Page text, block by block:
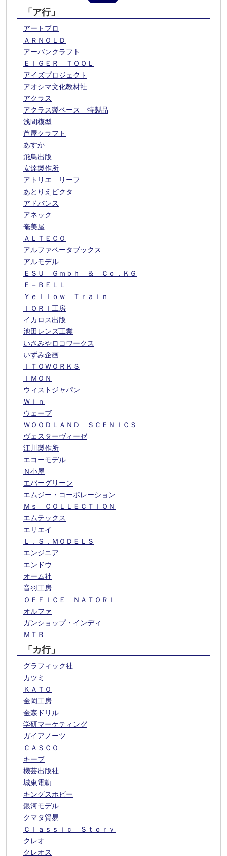
「ア行」
アートプロ
ＡＲＮＯＬＤ
アーバンクラフト
ＥＩＧＥＲ ＴＯＯＬ
アイズプロジェクト
アオシマ文化教材社
アクラス
アクラス製ベース 特製品
浅間模型
芦屋クラフト
あすか
飛鳥出版
安達製作所
アトリエ リーフ
あとりえピクタ
アドバンス
アネック
奄美屋
ＡＬＴＥＣＯ
アルファベータブックス
アルモデル
ＥＳＵ Ｇｍｂｈ ＆ Ｃｏ．ＫＧ
Ｅ－ＢＥＬＬ
Ｙｅｌｌｏｗ Ｔｒａｉｎ
ＩＯＲＩ工房
イカロス出版
池田レンズ工業
いさみやロコワークス
いずみ企画
ＩＴＯＷＯＲＫＳ
ＩＭＯＮ
ウィストジャパン
Ｗｉｎ
ウェーブ
ＷＯＯＤＬＡＮＤ ＳＣＥＮＩＣＳ
ヴェスターヴィーゼ
江川製作所
エコーモデル
Ｎ小屋
エバーグリーン
エムジー・コーポレーション
Ｍｓ ＣＯＬＬＥＣＴＩＯＮ
エムテックス
エリエイ
Ｌ．Ｓ．ＭＯＤＥＬＳ
エンジニア
エンドウ
オーム社
音羽工房
ＯＦＦＩＣＥ ＮＡＴＯＲＩ
オルファ
ガンショップ・インディ
ＭＴＢ
「カ行」
グラフィック社
カツミ
ＫＡＴＯ
金岡工房
金森ドリル
学研マーケティング
ガイアノーツ
ＣＡＳＣＯ
キープ
機芸出版社
城東電軌
キングスホビー
銀河モデル
クマタ貿易
Ｃｌａｓｓｉｃ Ｓｔｏｒｙ
クレオ
クレオス